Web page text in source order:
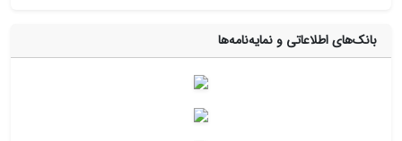
بانک‌های اطلاعاتی و نمایه‌نامه‌ها